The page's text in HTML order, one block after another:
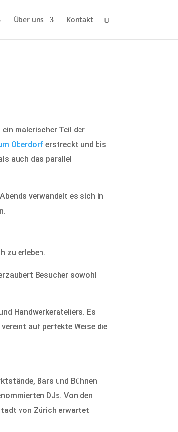
Über uns Kontakt
malerischer Teil der
Oberdorf erstreckt und bis
auch das parallel
verwandelt es sich in
zu erleben.
Besucher sowohl
Handwerkerateliers. Es
auf perfekte Weise die
Bars und Bühnen
DJs. Von den
von Zürich erwartet